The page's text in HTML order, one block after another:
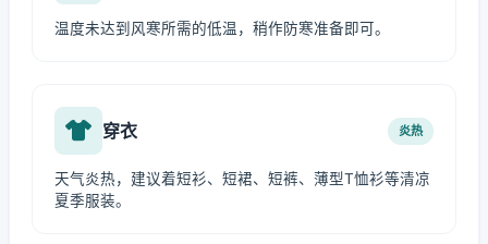
温度未达到风寒所需的低温，稍作防寒准备即可。
穿衣 炎热
天气炎热，建议着短衫、短裙、短裤、薄型T恤衫等清凉
夏季服装。